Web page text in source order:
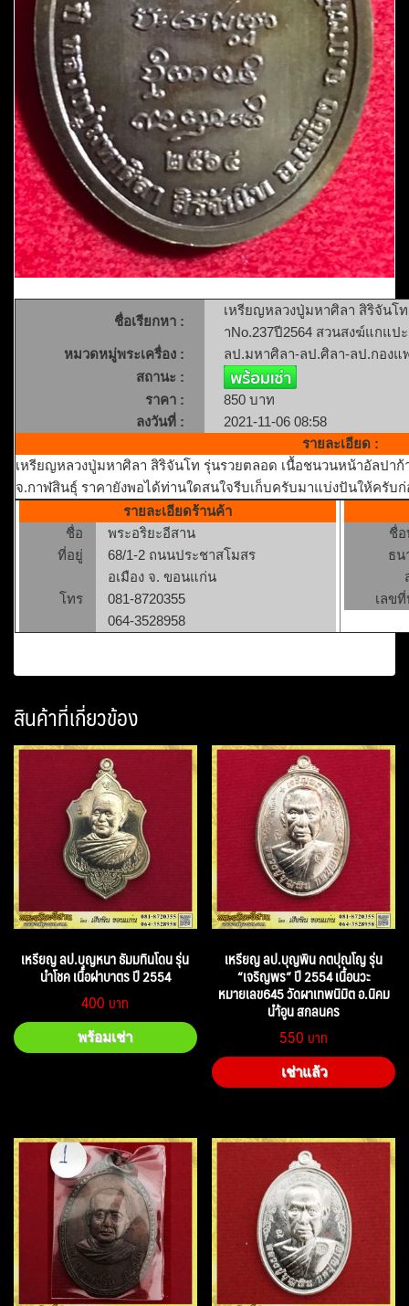
ชื่อเรียกหา :
เหรียญหลวงปู่มหาศิลา สิริจันโ
าNo.237ปี2564 สวนสงฆ์แกแป
หมวดหมู่พระเครื่อง :
ลป.มหาศิลา-ลป.ศิลา-ลป.กองแ
สถานะ :
ราคา :
850 บาท
ลงวันที่ :
2021-11-06 08:58
รายละเอียด :
เหรียญหลวงปู่มหาศิลา สิริจันโท รุ่นรวยตลอด เนื้อชนวนหน้าอัลปาก้
จ.กาฬสินธุ์ ราคายังพอได้ท่านใดสนใจรีบเก็บครับมาแบ่งปันให้ครับ
รายละเอียดร้านค้า
ชื่อ
พระอริยะอีสาน
ที่อยู่
68/1-2 ถนนประชาสโมสร
อเมือง จ. ขอนแก่น
โทร
081-8720355
064-3528958
ชื่
ธน
เลข
สินค้าที่เกี่ยวข้อง
เหรียญ ลป.บุญหนา ธัมมทินโดน รุ่น
นำโชค เนื้อฝาบาตร ปี 2554
400
พร้อมเช่า
เหรียญ ลป.บุญพิน กตปุณโญ รุ่น
“เจริญพร” ปี 2554 เนื้อนวะ
หมายเลข645 วัดผาเทพนิมิต อ.นิคม
นำ้อูน สกลนคร
550
เช่าแล้ว